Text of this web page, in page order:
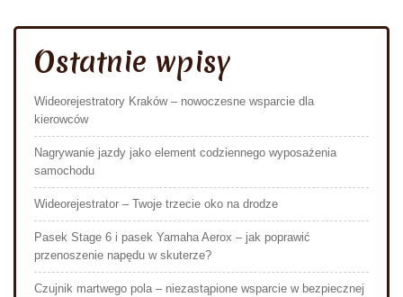
Ostatnie wpisy
Wideorejestratory Kraków – nowoczesne wsparcie dla
kierowców
Nagrywanie jazdy jako element codziennego wyposażenia
samochodu
Wideorejestrator – Twoje trzecie oko na drodze
Pasek Stage 6 i pasek Yamaha Aerox – jak poprawić
przenoszenie napędu w skuterze?
Czujnik martwego pola – niezastąpione wsparcie w bezpiecznej